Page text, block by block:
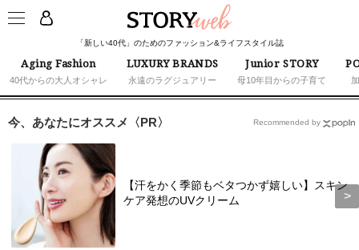
「新しい40代」のためのファッション&ライフスタイル誌
Aging Fashion
40代からの大人オシャレ
LUXURY BRANDS
永遠のラグジュアリー
Junior STORY
母10年目からの子育て
今、あなたにオススメ〈PR〉
【汗をかく季節もベタつかず嬉しい】スキン
ケア発想のUVクリーム
Recommended by